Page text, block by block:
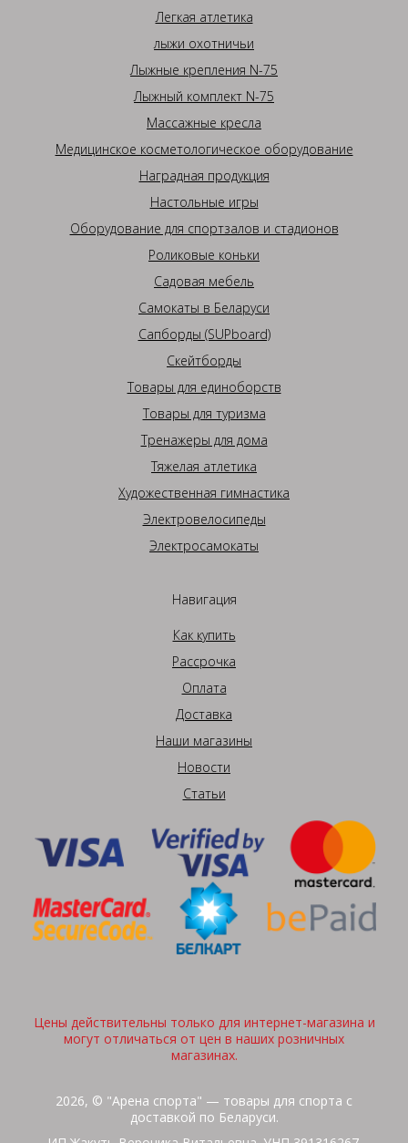
Легкая атлетика
лыжи охотничьи
Лыжные крепления N-75
Лыжный комплект N-75
Массажные кресла
Медицинское косметологическое оборудование
Наградная продукция
Настольные игры
Оборудование для спортзалов и стадионов
Роликовые коньки
Садовая мебель
Самокаты в Беларуси
Сапборды (SUPboard)
Скейтборды
Товары для единоборств
Товары для туризма
Тренажеры для дома
Тяжелая атлетика
Художественная гимнастика
Электровелосипеды
Электросамокаты
Навигация
Как купить
Рассрочка
Оплата
Доставка
Наши магазины
Новости
Статьи
Цены действительны только для интернет-магазина и
могут отличаться от цен в наших розничных
магазинах.
2026, © "Арена спорта" — товары для спорта с
доставкой по Беларуси.